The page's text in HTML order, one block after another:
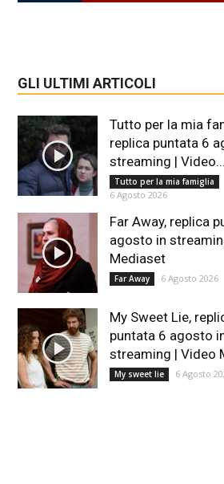
GLI ULTIMI ARTICOLI
Tutto per la mia
replica puntata 6
streaming | Video...
Tutto per la mia famiglia
6 Agosto 2026
Far Away, replica
agosto in
Mediaset
Far Away 6 Agosto 2026
My Sweet Lie,
puntata 6 agosto
streaming | Video
My sweet lie 6 Agosto